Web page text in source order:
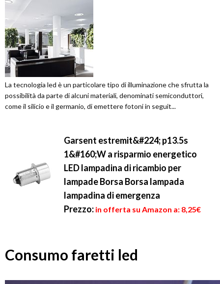
La tecnologia led è un particolare tipo di illuminazione che sfrutta la
possibilità da parte di alcuni materiali, denominati semiconduttori,
come il silicio e il germanio, di emettere fotoni in seguit...
Garsent estremit&#224; p13.5s
1&#160;W a risparmio energetico
LED lampadina di ricambio per
lampade Borsa Borsa lampada
lampadina di emergenza
Prezzo: in offerta su Amazon a: 8,25€
Consumo faretti led